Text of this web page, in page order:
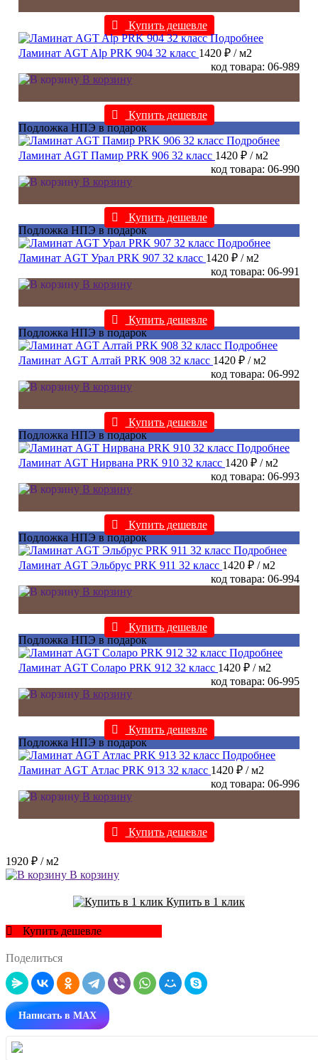
Купить дешевле
Подробнее
Ламинат AGT Alp PRK 904 32 класс 1420 ₽ / м2
код товара: 06-989
В корзину
Купить дешевле
Подложка НПЭ в подарок
Подробнее
Ламинат AGT Памир PRK 906 32 класс 1420 ₽ / м2
код товара: 06-990
В корзину
Купить дешевле
Подложка НПЭ в подарок
Подробнее
Ламинат AGT Урал PRK 907 32 класс 1420 ₽ / м2
код товара: 06-991
В корзину
Купить дешевле
Подложка НПЭ в подарок
Подробнее
Ламинат AGT Алтай PRK 908 32 класс 1420 ₽ / м2
код товара: 06-992
В корзину
Купить дешевле
Подложка НПЭ в подарок
Подробнее
Ламинат AGT Нирвана PRK 910 32 класс 1420 ₽ / м2
код товара: 06-993
В корзину
Купить дешевле
Подложка НПЭ в подарок
Подробнее
Ламинат AGT Эльбрус PRK 911 32 класс 1420 ₽ / м2
код товара: 06-994
В корзину
Купить дешевле
Подложка НПЭ в подарок
Подробнее
Ламинат AGT Соларо PRK 912 32 класс 1420 ₽ / м2
код товара: 06-995
В корзину
Купить дешевле
Подложка НПЭ в подарок
Подробнее
Ламинат AGT Атлас PRK 913 32 класс 1420 ₽ / м2
код товара: 06-996
В корзину
Купить дешевле
1920 ₽ / м2
В корзину
Купить в 1 клик
Купить дешевле
Поделиться
Написать в MAX